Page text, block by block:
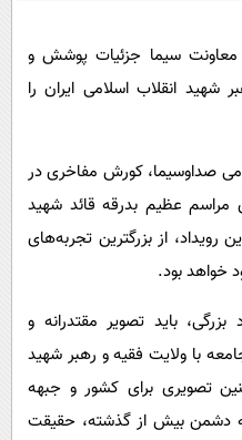
معاونت سیما جزئیات پوشش و
شهید انقلاب اسلامی ایران را
صداوسیما، کورش مفاخری در
مراسم عظیم بدرقه قائد شهید
رویداد، از بزرگترین تجربه‌های
خواهد بود.
باید تصویر مقتدرانه و
با ولایت فقیه و رهبر شهید
تصویری برای کشور و جبهه
دشمن بیش از گذشته، حقیقت